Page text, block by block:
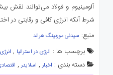
آلومینیوم و فولاد می‌توانند نقش
شرط آنکه انرژی کافی و رقابتی در
منبع: سیدنی مورنینگ هرالد
برچسب ها : انرژی در استرالیا ,
دسته بندی : اخبار, اسلایدر,